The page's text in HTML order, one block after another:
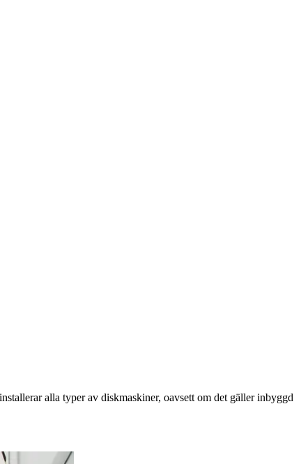
alla typer av diskmaskiner, oavsett om det gäller inbyggd